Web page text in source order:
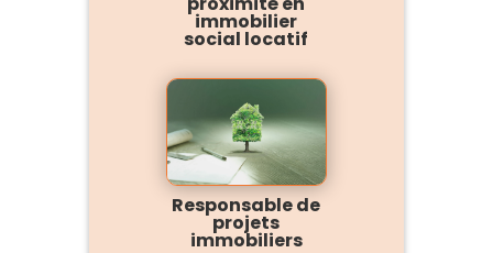
immobilier
social locatif
Responsable de
projets
immobiliers